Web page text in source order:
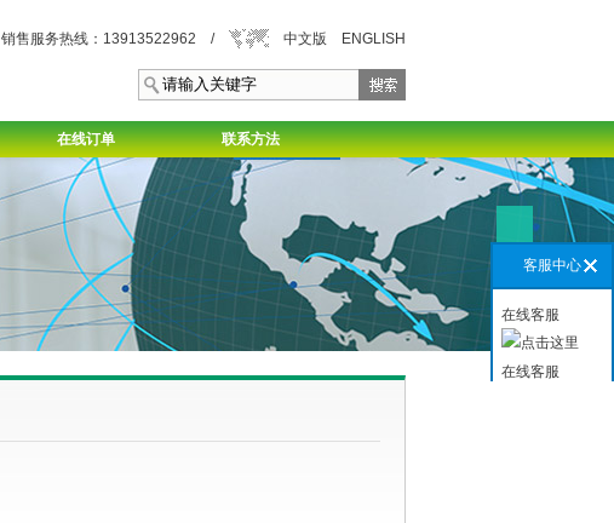
销售服务热线：13913522962 / 中文版 ENGLISH
在线订单 联系方法
>客服中心
在线客服
在线客服